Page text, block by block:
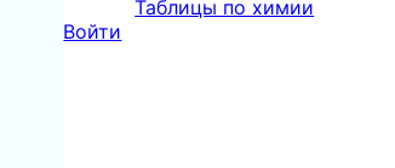
Таблицы по химии
Войти